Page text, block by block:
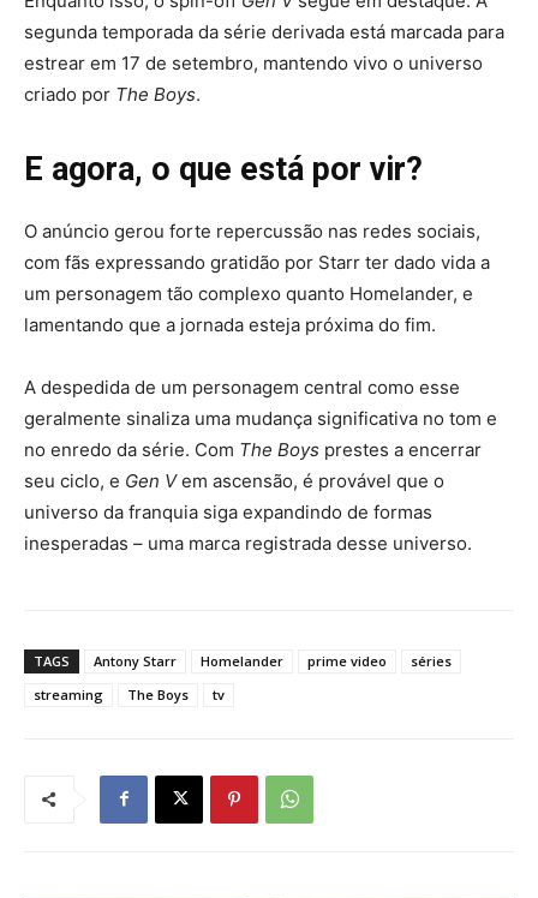
segunda temporada da série derivada está marcada para
estrear em 17 de setembro, mantendo vivo o universo
criado por The Boys.
E agora, o que está por vir?
O anúncio gerou forte repercussão nas redes sociais,
com fãs expressando gratidão por Starr ter dado vida a
um personagem tão complexo quanto Homelander, e
lamentando que a jornada esteja próxima do fim.
A despedida de um personagem central como esse
geralmente sinaliza uma mudança significativa no tom e
no enredo da série. Com The Boys prestes a encerrar
seu ciclo, e Gen Vem ascensão, é provável que o
universo da franquia siga expandindo de formas
inesperadas – uma marca registrada desse universo.
TAGS Antony Starr Homelander prime video
séries
streaming
The Boys tv